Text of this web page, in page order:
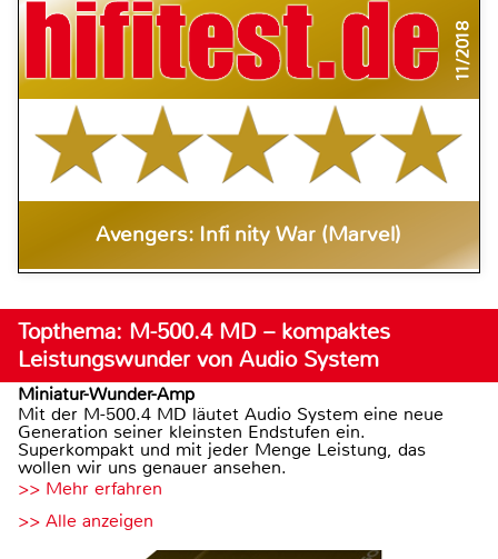
11/2018
Avengers: Infi nity War (Marvel)
Topthema: M-500.4 MD – kompaktes
Leistungswunder von Audio System
Miniatur-Wunder-Amp
Mit der M-500.4 MD läutet Audio System eine neue
Generation seiner kleinsten Endstufen ein.
Superkompakt und mit jeder Menge Leistung, das
wollen wir uns genauer ansehen.
>> Mehr erfahren
>> Alle anzeigen